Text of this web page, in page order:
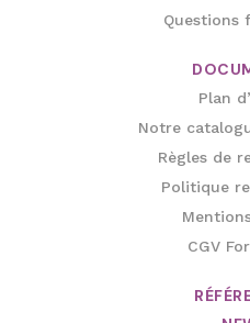
Questions
Plan
Notre
Règles de
Politique
CGV